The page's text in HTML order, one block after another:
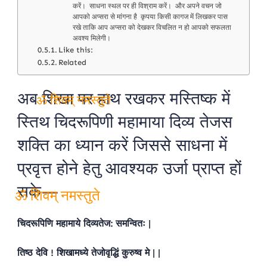
करें। साधना स्थल पर ही विश्राम करें। और अपने वचन जो
आपको अप्सरा से मांगना है कृपया किसी कागज में लिखकर पास
रखे ताकि आप अप्सरा को देखकर विचलित न हो आपको सफलता
अवश्य मिलेगी।
Like this:
Related
अब शिखा पर हाथ रखकर मस्तिष्क में
स्तिथ चिदरूपिणी महामाया दिव्य तेजस
शक्ति का ध्यान करें जिससे साधना में
प्रवृत्त होने हेतु आवश्यक उर्जा प्राप्त हों
सके—
चिदरूपिणि महामाये दिव्यतेज: समन्वितः |
तिष्ठ देवि ! शिखामध्ये तेजोवृद्धिं कुरुष्व मे | |
ॐ शिवम् नमस्तुते